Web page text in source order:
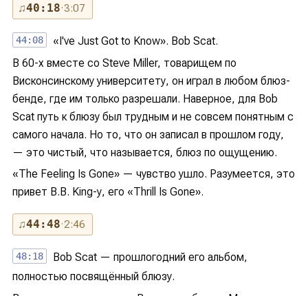
♫40:18· 3:07
44:08
«I've Just Got to Know». Bob Scat.
В 60-х вместе со Steve Miller, товарищем по
Висконсинскому университету, он играл в любом блюз-
бенде, где им только разрешали. Наверное, для Bob
Scat путь к блюзу был трудным и не совсем понятным с
самого начала. Но то, что он записал в прошлом году,
— это чистый, что называется, блюз по ощущению.
«The Feeling Is Gone» — чувство ушло. Разумеется, это
привет B.B. King-у, его «Thrill Is Gone».
♫44:48· 2:46
48:18
Bob Scat — прошлогодний его альбом,
полностью посвящённый блюзу.